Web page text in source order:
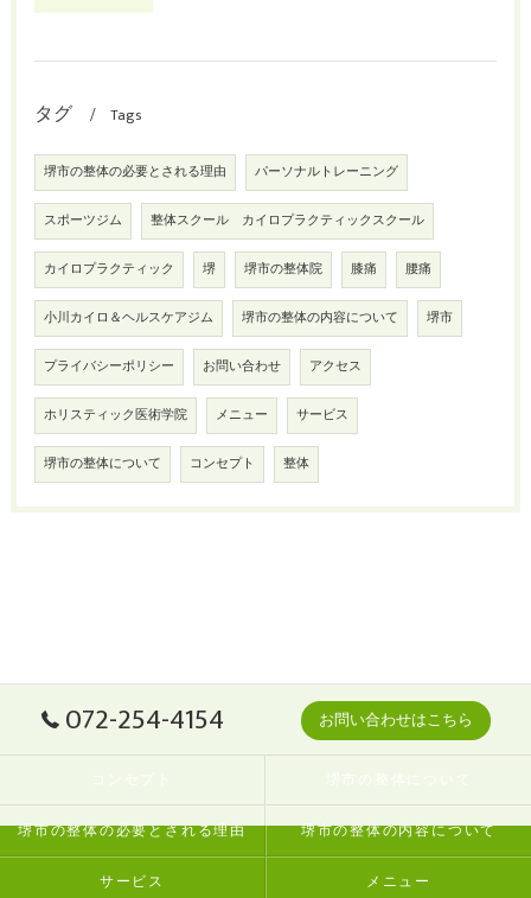
タグ Tags
堺市の整体の必要とされる理由 パーソナルトレーニング
スポーツジム 整体スクール カイロプラクティックスクール
カイロプラクティック 堺 堺市の整体院 膝痛 腰痛
小川カイロ＆ヘルスケアジム 堺市の整体の内容について 堺市
プライバシーポリシー お問い合わせ アクセス
ホリスティック医術学院 メニュー サービス
堺市の整体について コンセプト 整体
072-254-4154 お問い合わせはこちら
コンセプト 堺市の整体について
堺市の整体の必要とされる理由 堺市の整体の内容について
サービス メニュー